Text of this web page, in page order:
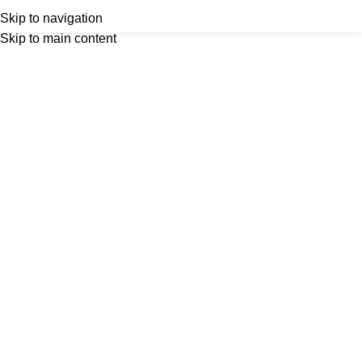
Skip to navigation
Skip to main content
Outlet
Menu